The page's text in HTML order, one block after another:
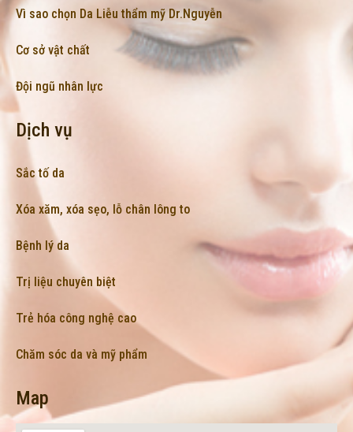
Vì sao chọn Da Liễu thẩm mỹ Dr.Nguyễn
Cơ sở vật chất
Đội ngũ nhân lực
Dịch vụ
Sắc tố da
Xóa xăm, xóa sẹo, lỗ chân lông to
Bệnh lý da
Trị liệu chuyên biệt
Trẻ hóa công nghệ cao
Chăm sóc da và mỹ phẩm
Map